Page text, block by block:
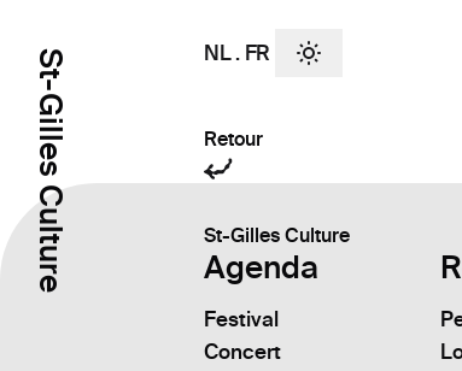
St-Gilles Culture NL . FR
Retour
St-Gilles Culture
Agenda
Festival
Concert